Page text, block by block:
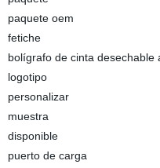
paquete oem
fetiche
bolígrafo de cinta desechable
logotipo
personalizar
muestra
disponible
puerto de carga